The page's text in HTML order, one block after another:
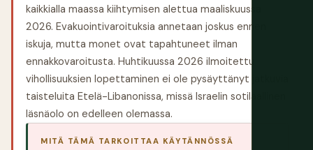
kaikkialla maassa kiihtymisen alettua maaliskuussa
2026. Evakuointivaroituksia annetaan joskus ennen
iskuja, mutta monet ovat tapahtuneet ilman
ennakkovaroitusta. Huhtikuussa 2026 ilmoitettu
vihollisuuksien lopettaminen ei ole pysäyttänyt jatkuvia
taisteluita Etelä-Libanonissa, missä Israelin sotilaallinen
läsnäolo on edelleen olemassa.
MITÄ TÄMÄ TARKOITTAA KÄYTÄNNÖSSÄ